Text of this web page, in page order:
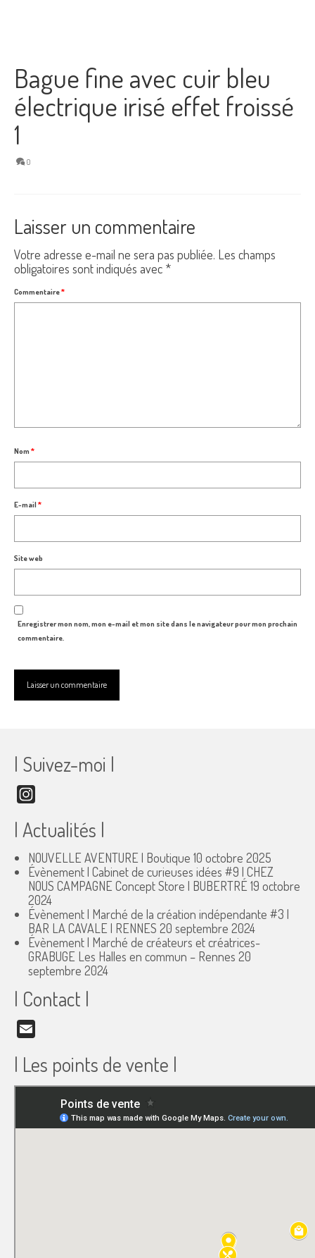
Bague fine avec cuir bleu
électrique irisé effet froissé
1
0
Laisser un commentaire
Votre adresse e-mail ne sera pas publiée. Les champs
obligatoires sont indiqués avec *
Commentaire*
Nom *
E-mail*
Site web
Enregistrer mon nom, mon e-mail et mon site dans le navigateur pour mon prochain
commentaire.
| Suivez-moi |
| Actualités |
NOUVELLE AVENTURE | Boutique 10 octobre 2025
Évènement | Cabinet de curieuses idées #9 | CHEZ
NOUS CAMPAGNE Concept Store | BUBERTRÉ 19 octobre
2024
Évènement | Marché de la création indépendante #3 |
BAR LA CAVALE | RENNES 20 septembre 2024
Évènement | Marché de créateurs et créatrices-
GRABUGE Les Halles en commun – Rennes 20
septembre 2024
| Contact |
| Les points de vente |